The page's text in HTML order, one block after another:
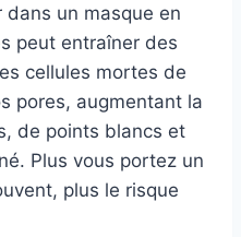
dans un masque en
peut entraîner des
cellules mortes de
pores, augmentant la
de points blancs et
Plus vous portez un
plus le risque